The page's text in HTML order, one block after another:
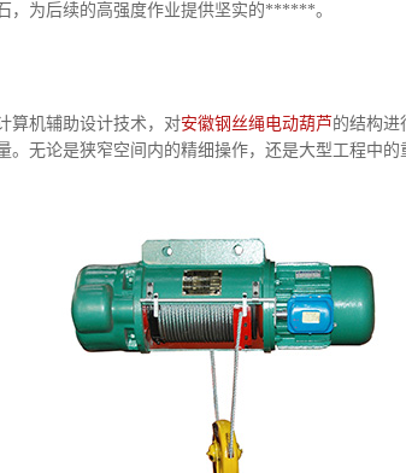
，为后续的高强度作业提供坚实的******。
机辅助设计技术，对安徽钢丝绳电动葫芦 的结构进
。无论是狭窄空间内的精细操作，还是大型工程中